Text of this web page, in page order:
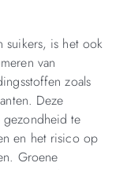
suikers, is het ook
van
zoals
Deze
te
en het risico op
Groene